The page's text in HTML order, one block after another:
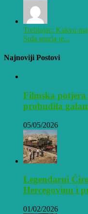
Trebinjac: Kakvu
Srđa umrla je...
Najnoviji Postovi
Filmska
probudila
05/05/2026
Legendarni
Hercegovinu i
01/02/2026